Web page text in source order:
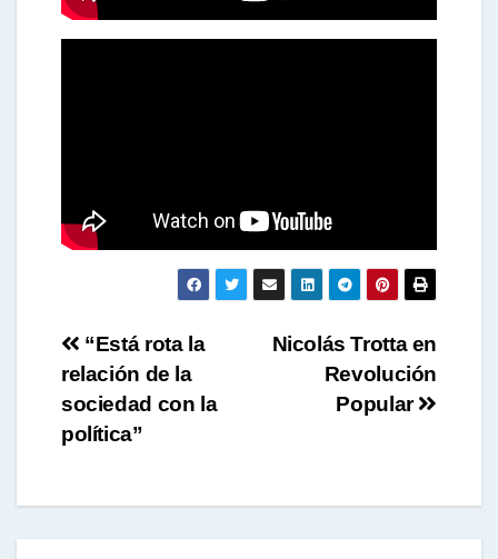
p
Navegación
de
entradas
Nicolás Trotta en
Revolución
Popular
“Está rota la
relación de la
sociedad con la
política”